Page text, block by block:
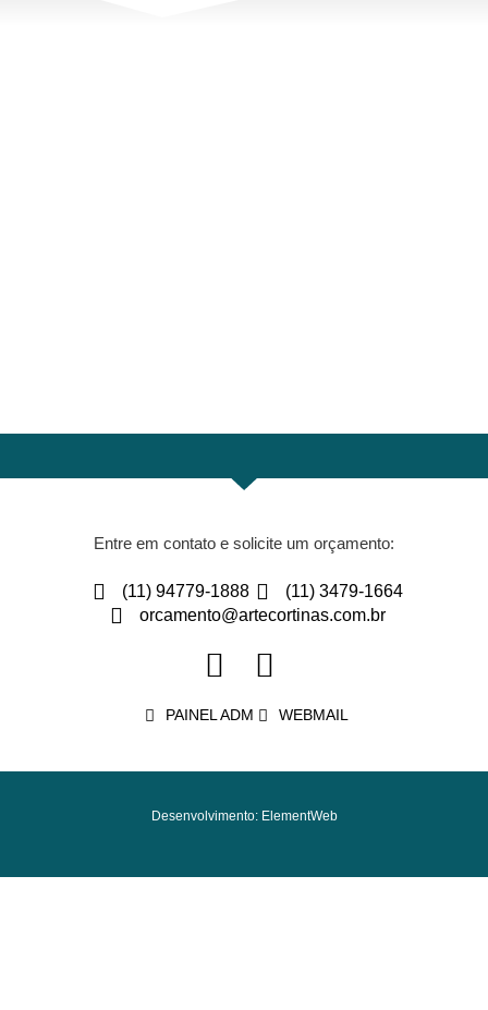
Entre em contato e solicite um orçamento:
(11) 94779-1888
(11) 3479-1664
orcamento@artecortinas.com.br
PAINEL ADM WEBMAIL
Desenvolvimento: ElementWeb